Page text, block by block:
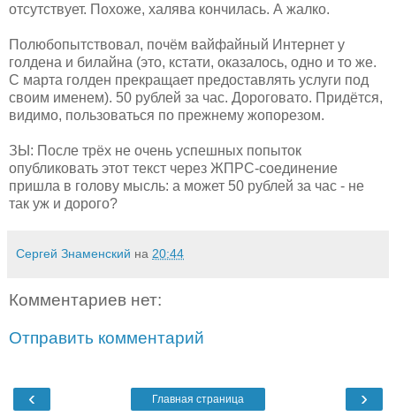
отсутствует. Похоже, халява кончилась. А жалко.
Полюбопытствовал, почём вайфайный Интернет у
голдена и билайна (это, кстати, оказалось, одно и то же.
С марта голден прекращает предоставлять услуги под
своим именем). 50 рублей за час. Дороговато. Придётся,
видимо, пользоваться по прежнему жопорезом.
ЗЫ: После трёх не очень успешных попыток
опубликовать этот текст через ЖПРС-соединение
пришла в голову мысль: а может 50 рублей за час - не
так уж и дорого?
Сергей Знаменский на 20:44
Комментариев нет:
Отправить комментарий
‹ ›
Главная страница